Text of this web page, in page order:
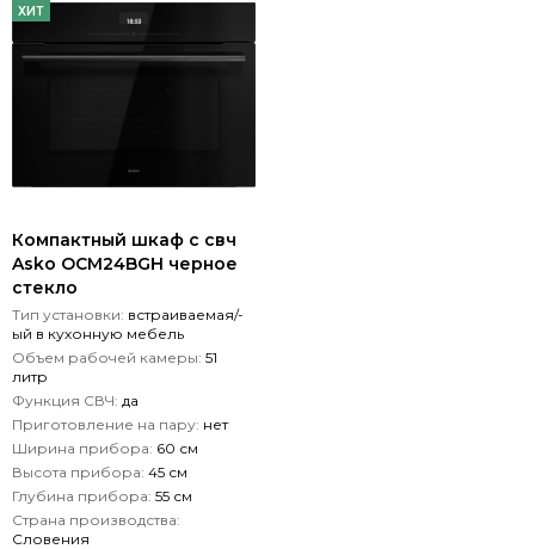
ХИТ
Компактный шкаф с свч
Asko OCM24BGH черное
стекло
Тип установки: встраиваемая/-
ый в кухонную мебель
Объем рабочей камеры: 51
литр
Функция СВЧ: да
Приготовление на пару: нет
Ширина прибора: 60 см
Высота прибора: 45 см
Глубина прибора: 55 см
Страна производства:
Словения